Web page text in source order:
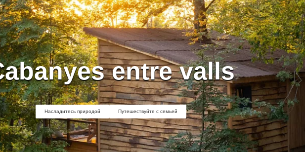
entre valls
Насладитесь природой Путешествуйте с семьей